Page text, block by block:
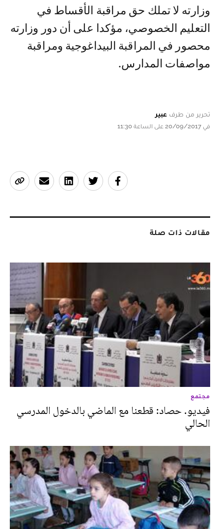
وزارته لا تملك حق مراقبة الأقساط في
التعليم الخصوصي، مؤكدا على أن دور وزارته
محصور في المراقبة البيداغوجية ومراقبة
مواصفات المدارس.
تحرير من طرف عبير
في 20/09/2017 على الساعة 11:30
مقالات ذات صلة
مجتمع
فيديو. حصاد: قطعنا مع الماضي بالدخول المدرسي
الحالي